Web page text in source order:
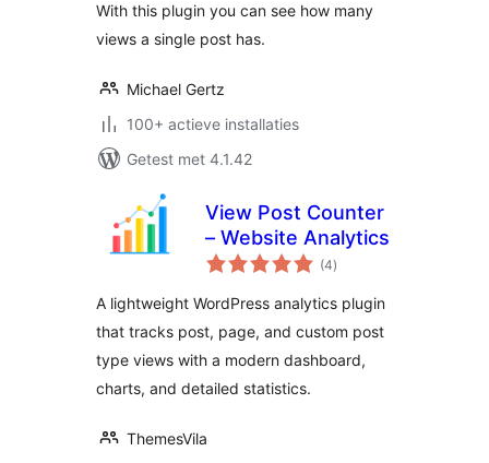
With this plugin you can see how many
views a single post has.
Michael Gertz
100+ actieve installaties
Getest met 4.1.42
View Post Counter
– Website Analytics
(4totaal
waarderingen
)
A lightweight WordPress analytics plugin
that tracks post, page, and custom post
type views with a modern dashboard,
charts, and detailed statistics.
ThemesVila